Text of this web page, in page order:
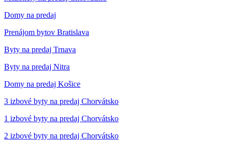
Domy na predaj
Prenájom bytov Bratislava
Byty na predaj Trnava
Byty na predaj Nitra
Domy na predaj Košice
3 izbové byty na predaj Chorvátsko
1 izbové byty na predaj Chorvátsko
2 izbové byty na predaj Chorvátsko